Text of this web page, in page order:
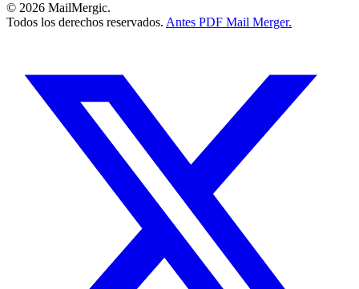
© 2026 MailMergic.
Todos los derechos reservados. Antes PDF Mail Merger.